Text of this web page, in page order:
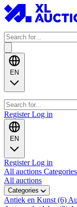
EN
RegisterLog in
EN
RegisterLog in
All auctions Categories
All auctions
Categories
Antiek en Kunst (6)